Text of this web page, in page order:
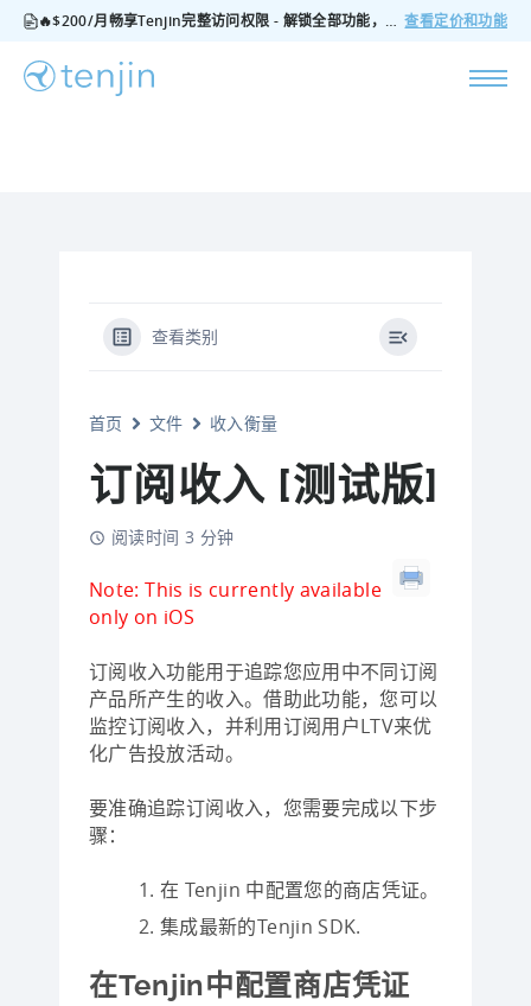
🔥$200/月畅享Tenjin完整访问权限 - 解锁全部功能，无隐藏费用，随时可取消 查看定价和功能
查看类别
首页 文件 收入衡量
订阅收入 [测试版]
阅读时间 3 分钟
Note: This is currently available
only on iOS
订阅收入功能用于追踪您应用中不同订阅
产品所产生的收入。借助此功能，您可以
监控订阅收入，并利用订阅用户LTV来优
化广告投放活动。
要准确追踪订阅收入，您需要完成以下步
骤：
在 Tenjin 中配置您的商店凭证。
集成最新的Tenjin SDK.
在Tenjin中配置商店凭证